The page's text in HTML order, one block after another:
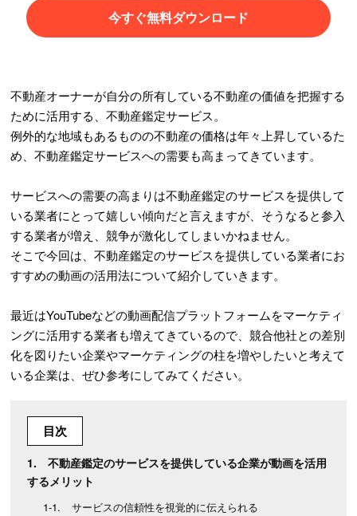
今すぐ無料ダウンロード
不動産オーナーが自分の所有している不動産の価値を把握する
ために活用する、不動産鑑定サービス。
例外的な地域もあるものの不動産の価格は年々上昇しているた
め、不動産鑑定サービスへの需要も高まってきています。
サービスへの需要の高まりは不動産鑑定のサービスを提供して
いる業者にとって嬉しい傾向だと言えますが、そうなると参入
する業者が増え、競争が激化してしまいかねません。
​​​​そこで今回は、不動産鑑定のサービスを提供している業者にお
すすめの動画の活用法について紹介していきます。
最近はYouTubeなどの動画配信プラットフォームをマーケティ
ングに活用する業者も増えてきているので、競合他社との差別
化を図りたい企業やマーケティングの柱を増やしたいと考えて
いる企業は、ぜひ参考にしてみてください。
目次
不動産鑑定のサービスを提供している企業が動画を活用
するメリット
サービスの信頼性を視覚的に伝えられる